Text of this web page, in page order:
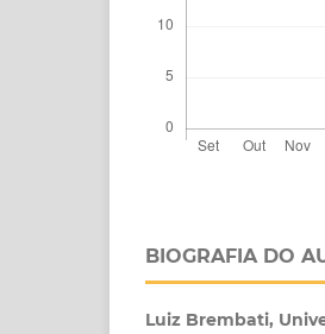
BIOGRAFIA DO
Luiz Brembati,